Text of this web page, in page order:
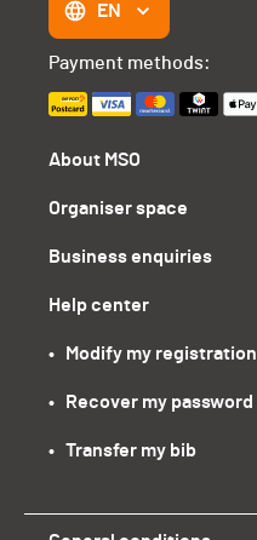
About MSO
Organiser space
Business enquiries
Help center
•   Modify my registration
•   Recover my password
•   Transfer my bib
EN
Payment methods: